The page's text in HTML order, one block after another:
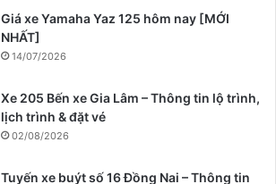
Giá xe Yamaha Yaz 125 hôm nay [MỚI
NHẤT]
14/07/2026
Xe 205 Bến xe Gia Lâm – Thông tin lộ trình,
lịch trình & đặt vé
02/08/2026
Tuyến xe buýt số 16 Đồng Nai – Thông tin